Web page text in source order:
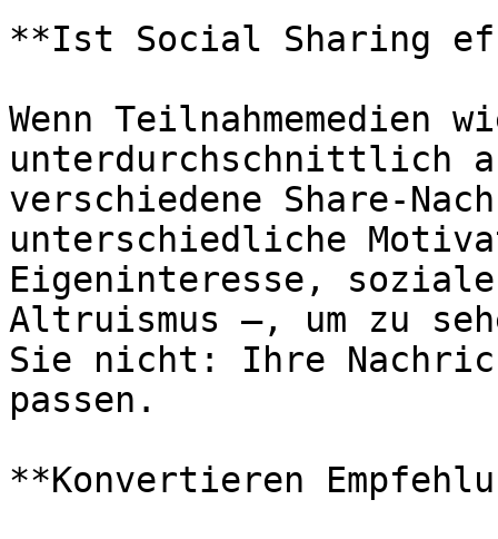
**Ist Social Sharing
Wenn Teilnahmemedien
unterdurchschnittlich
verschiedene Share-
unterschiedliche
Eigeninteresse,
Altruismus –, um zu
Sie nicht: Ihre
passen.
**Konvertieren